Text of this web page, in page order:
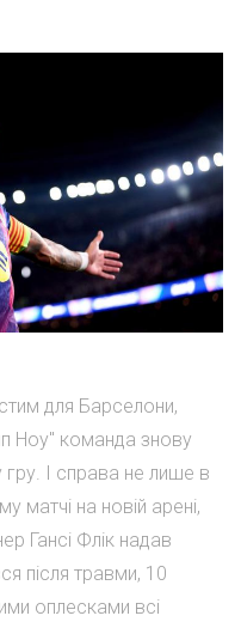
для Барселони,
Ноу" команда знову
І справа не лише в
матчі на новій арені,
Гансі Флік надав
після травми, 10
оплесками всі